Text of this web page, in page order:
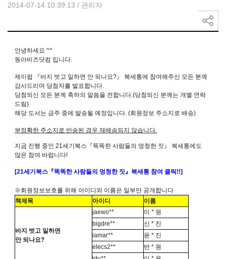
2014-07-14 10:39:13 / 관리자
안녕하세요 ^^
동아비즈닷컴 입니다.
제이펍
『바지 벗고 일하면 안 되나요?』 북세통에 참여해주신 모든 분께
감사드리며 당첨자를 발표합니다.
당첨되신 모든 분께 축하의 말씀을 전합니다.(당첨되신 분께는 개별 연락
드림)
해당 도서는 금주 중에 발송될 예정입니다. (회원정보 주소지로 배송)
부정확한 주소지로 반송된 경우 재배송되지 않습니다.
지금 진행 중인 21세기북스『똑똑한 사람들의 멍청한 짓』 북세통에도
많은 참여 바랍니다!
[21세 기 북스 『똑똑한사람들의 멍청한 짓』 북세통 참여 클릭!!]
※회원정보보호를 위해 아이디와 이름은 일부만 공개합니다
책제목
아이디 이름
바지 벗고 일하면
안 되나요?
jaewo**
이 * 원
bigdre**
신 * 진
iamar**
윤 * 진
elecs2**
반 * 원